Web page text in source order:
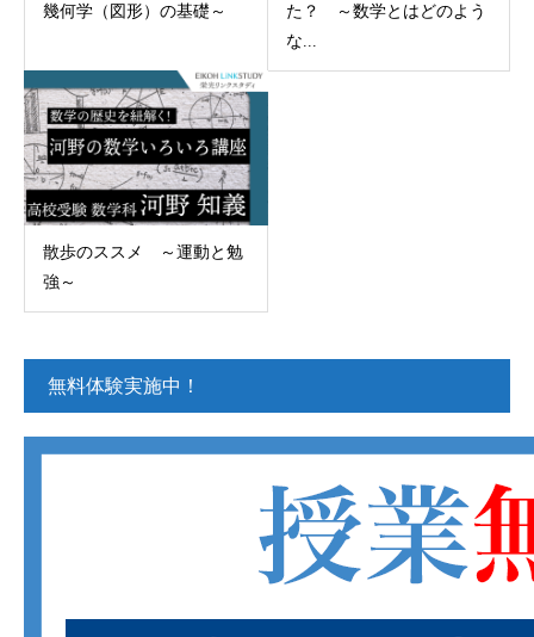
幾何学（図形）の基礎～
た？ ～数学とはどのよう
な...
散歩のススメ ～運動と勉
強～
無料体験実施中！